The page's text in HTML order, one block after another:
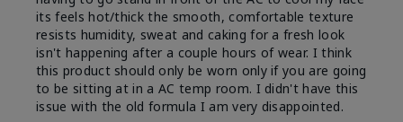
its feels hot/thick the smooth, comfortable texture
resists humidity, sweat and caking for a fresh look
isn't happening after a couple hours of wear. I think
this product should only be worn only if you are going
to be sitting at in a AC temp room. I didn't have this
issue with the old formula I am very disappointed.